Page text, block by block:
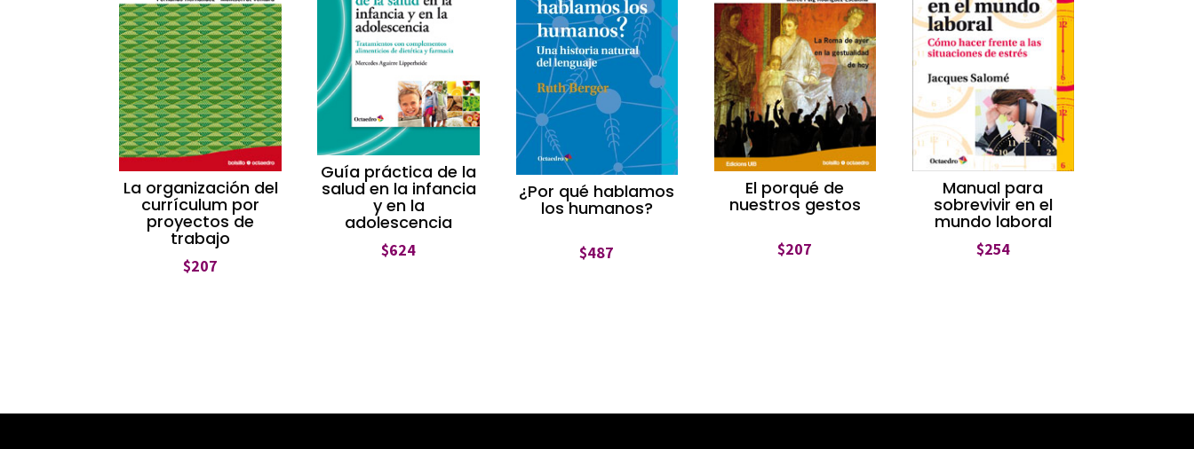
La organización del
currículum por
proyectos de
trabajo
$207
Guía práctica de la
salud en la infancia
y en la
adolescencia
$624
¿Por qué hablamos
los humanos?
$487
El porqué de
nuestros gestos
$207
Manual para
sobrevivir en el
mundo laboral
$254